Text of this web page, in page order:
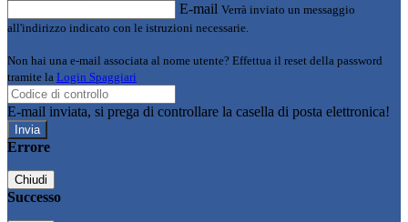
E-mail Verrà inviato un messaggio
all'indirizzo indicato con le istruzioni necessarie.
Non hai una e-mail associata al nome utente? Effettua il reset della password
tramite la Login Spaggiari
E-mail inviata, si prega di controllare la casella di posta elettronica!
Errore
Chiudi
Successo